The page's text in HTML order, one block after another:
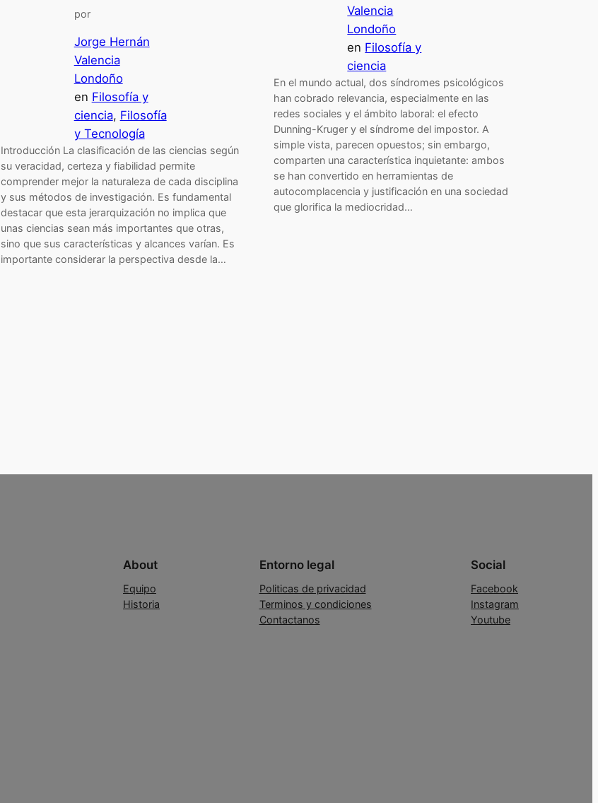
por
Jorge Hernán
Valencia
Londoño
en Filosofía y
ciencia, Filosofía
y Tecnología
Introducción La clasificación de las ciencias según
su veracidad, certeza y fiabilidad permite
comprender mejor la naturaleza de cada disciplina
y sus métodos de investigación. Es fundamental
destacar que esta jerarquización no implica que
unas ciencias sean más importantes que otras,
sino que sus características y alcances varían. Es
importante considerar la perspectiva desde la…
Valencia
Londoño
en Filosofía y
ciencia
En el mundo actual, dos síndromes psicológicos
han cobrado relevancia, especialmente en las
redes sociales y el ámbito laboral: el efecto
Dunning-Kruger y el síndrome del impostor. A
simple vista, parecen opuestos; sin embargo,
comparten una característica inquietante: ambos
se han convertido en herramientas de
autocomplacencia y justificación en una sociedad
que glorifica la mediocridad…
About
Equipo
Historia
Entorno legal
Politicas de privacidad
Terminos y condiciones
Contactanos
Social
Facebook
Instagram
Youtube